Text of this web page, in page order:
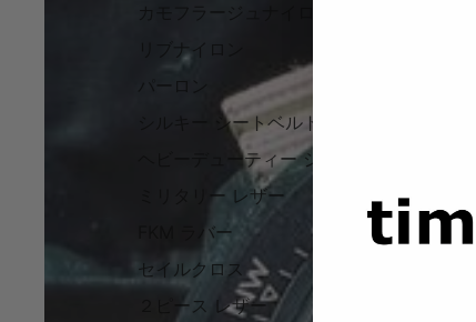
カモフラージュナイロン
リブナイロン
シルキー シートベルト ナイロン
ヘビーデューティー シートベルト ナイロン
ミリタリー レザー
FKM ラバー
セイルクロス
２ピース レザー